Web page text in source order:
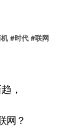
#时代 #联网
，
网？